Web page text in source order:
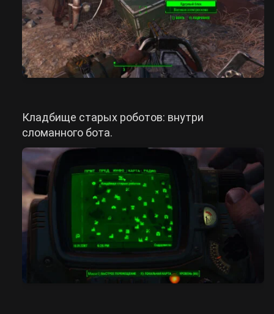
Кладбище старых роботов: внутри
сломанного бота.